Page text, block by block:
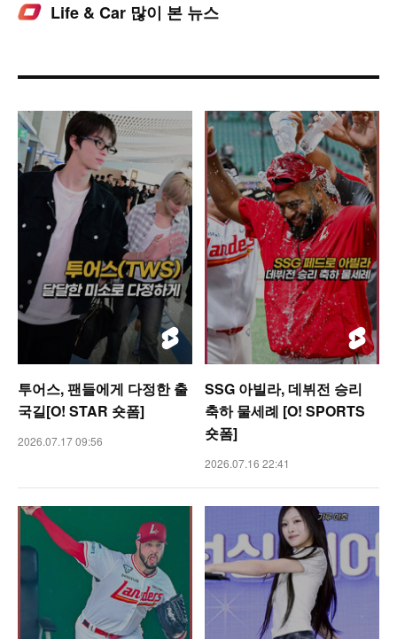
Life & Car 많이 본 뉴스
투어스, 팬들에게 다정한 출
국길[O! STAR 숏폼]
2026.07.17 09:56
SSG 아빌라, 데뷔전 승리
축하 물세례 [O! SPORTS
숏폼]
2026.07.16 22:41